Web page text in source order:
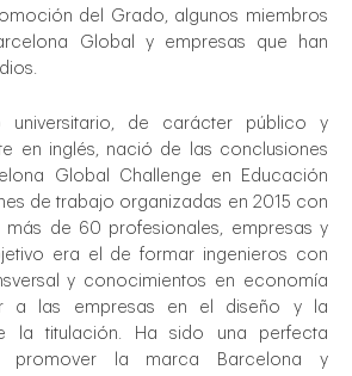
del Grado, algunos miembros
Global y empresas que han
universitario, de carácter público y
en inglés, nació de las conclusiones
Global Challenge en Educación
de trabajo organizadas en 2015 con
más de 60 profesionales, empresas y
era el de formar ingenieros con
y conocimientos en economía
a las empresas en el diseño y la
la titulación. Ha sido una perfecta
promover la marca Barcelona y